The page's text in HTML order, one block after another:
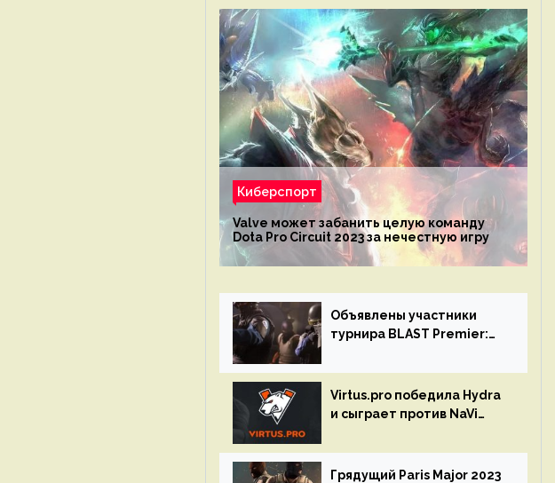
Киберспорт
Valve может забанить целую команду
Dota Pro Circuit 2023 за нечестную игру
Объявлены участники
турнира BLAST Premier:
Virtus.pro победила Hydra
и сыграет против NaVi
Circuit
Грядущий Paris Major 2023